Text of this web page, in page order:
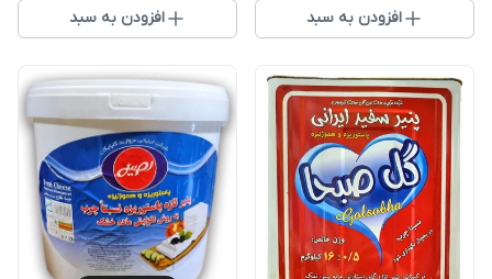
افزودن به سبد افزودن به سبد